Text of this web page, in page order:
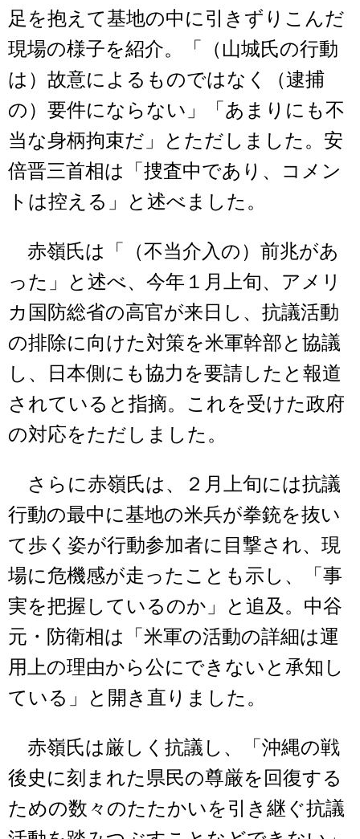
足を抱えて基地の中に引きずりこんだ
現場の様子を紹介。「（山城氏の行動
は）故意によるものではなく（逮捕
の）要件にならない」「あまりにも不
当な身柄拘束だ」とただしました。安
倍晋三首相は「捜査中であり、コメン
トは控える」と述べました。
赤嶺氏は「（不当介入の）前兆があ
った」と述べ、今年１月上旬、アメリ
カ国防総省の高官が来日し、抗議活動
の排除に向けた対策を米軍幹部と協議
し、日本側にも協力を要請したと報道
されていると指摘。これを受けた政府
の対応をただしました。
さらに赤嶺氏は、２月上旬には抗議
行動の最中に基地の米兵が拳銃を抜い
て歩く姿が行動参加者に目撃され、現
場に危機感が走ったことも示し、「事
実を把握しているのか」と追及。中谷
元・防衛相は「米軍の活動の詳細は運
用上の理由から公にできないと承知し
ている」と開き直りました。
赤嶺氏は厳しく抗議し、「沖縄の戦
後史に刻まれた県民の尊厳を回復する
ための数々のたたかいを引き継ぐ抗議